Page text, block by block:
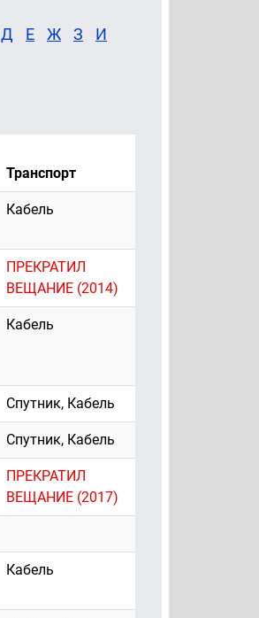
Д Е Ж З
И
Транспорт
Кабель
ПРЕКРАТИЛ
ВЕЩАНИЕ (2014)
Кабель
Спутник, Кабель
Спутник, Кабель
ПРЕКРАТИЛ
ВЕЩАНИЕ (2017)
Кабель